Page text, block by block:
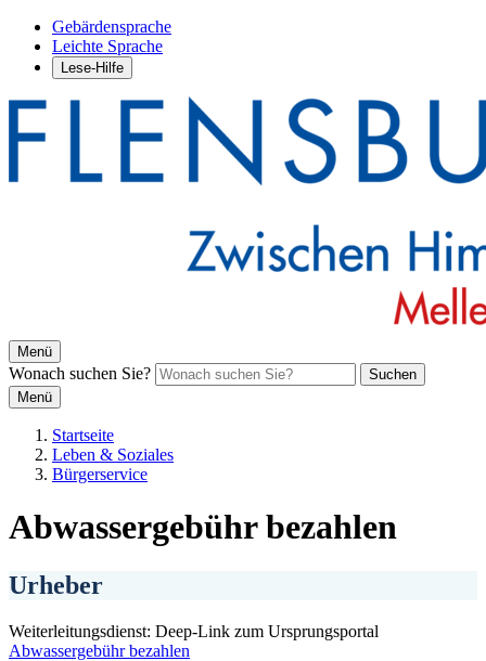
Gebärdensprache
Leichte Sprache
Lese-Hilfe
Menü
Wonach suchen Sie?
Suchen
Menü
Startseite
Leben & Soziales
Bürgerservice
Abwassergebühr bezahlen
Urheber
Weiterleitungsdienst: Deep-Link zum Ursprungsportal
Abwassergebühr bezahlen